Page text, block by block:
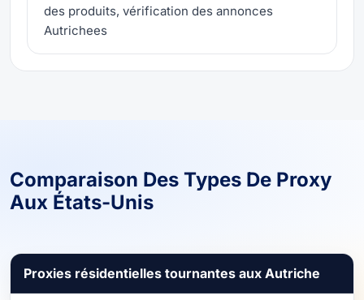
des produits, vérification des annonces
Autrichees
Comparaison Des Types De Proxy
Aux États-Unis
Proxies résidentielles tournantes aux Autriche